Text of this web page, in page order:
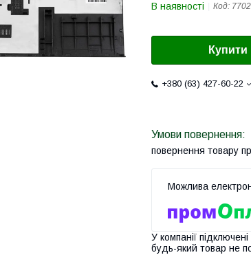
В наявності Код:
Купити
+380 (63) 427-60-22
повернення товару
У компанії
будь-який товар не